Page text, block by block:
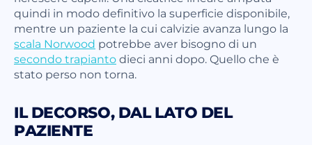
quindi in modo definitivo la superficie disponibile,
mentre un paziente la cui calvizie avanza lungo la
scala Norwood potrebbe aver bisogno di un
secondo trapiantodieci anni dopo. Quello che è
stato perso non torna.
IL DECORSO, DAL LATO DEL
PAZIENTE